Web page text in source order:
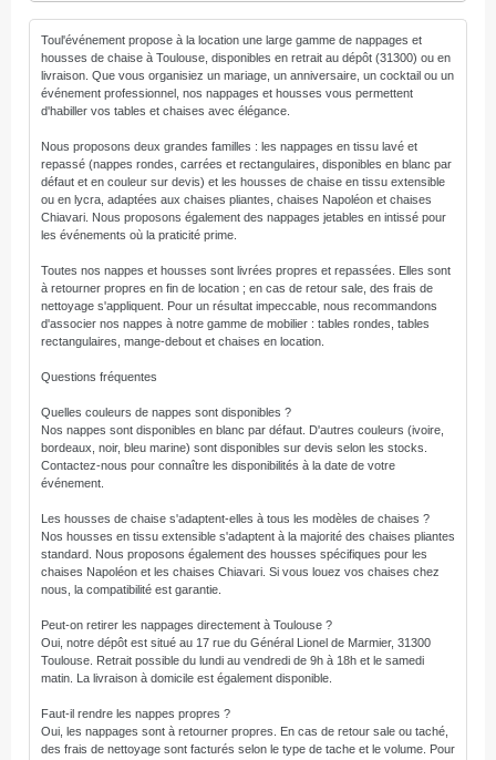
Toul'événement propose à la location une large gamme de nappages et
housses de chaise à Toulouse, disponibles en retrait au dépôt (31300) ou en
livraison. Que vous organisiez un mariage, un anniversaire, un cocktail ou un
événement professionnel, nos nappages et housses vous permettent
d'habiller vos tables et chaises avec élégance.
Nous proposons deux grandes familles : les nappages en tissu lavé et
repassé (nappes rondes, carrées et rectangulaires, disponibles en blanc par
défaut et en couleur sur devis) et les housses de chaise en tissu extensible
ou en lycra, adaptées aux chaises pliantes, chaises Napoléon et chaises
Chiavari. Nous proposons également des nappages jetables en intissé pour
les événements où la praticité prime.
Toutes nos nappes et housses sont livrées propres et repassées. Elles sont
à retourner propres en fin de location ; en cas de retour sale, des frais de
nettoyage s'appliquent. Pour un résultat impeccable, nous recommandons
d'associer nos nappes à notre gamme de mobilier : tables rondes, tables
rectangulaires, mange-debout et chaises en location.
Questions fréquentes
Quelles couleurs de nappes sont disponibles ?
Nos nappes sont disponibles en blanc par défaut. D'autres couleurs (ivoire,
bordeaux, noir, bleu marine) sont disponibles sur devis selon les stocks.
Contactez-nous pour connaître les disponibilités à la date de votre
événement.
Les housses de chaise s'adaptent-elles à tous les modèles de chaises ?
Nos housses en tissu extensible s'adaptent à la majorité des chaises pliantes
standard. Nous proposons également des housses spécifiques pour les
chaises Napoléon et les chaises Chiavari. Si vous louez vos chaises chez
nous, la compatibilité est garantie.
Peut-on retirer les nappages directement à Toulouse ?
Oui, notre dépôt est situé au 17 rue du Général Lionel de Marmier, 31300
Toulouse. Retrait possible du lundi au vendredi de 9h à 18h et le samedi
matin. La livraison à domicile est également disponible.
Faut-il rendre les nappes propres ?
Oui, les nappages sont à retourner propres. En cas de retour sale ou taché,
des frais de nettoyage sont facturés selon le type de tache et le volume. Pour